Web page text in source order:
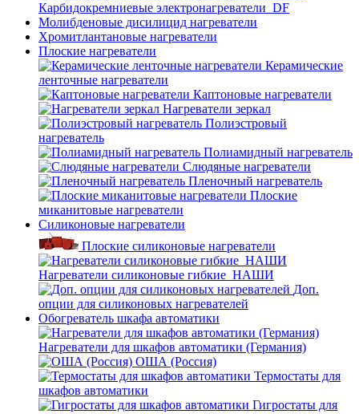
Карбидокремниевые электронагреватели_DF
Молибденовые дисилицид нагреватели
Хромитлантановые нагреватели
Плоские нагреватели
Керамические
ленточные нагреватели
Каптоновые нагреватели
Нагреватели зеркал
Полиэстровый
нагреватель
Полиамидный нагреватель
Слюдяные нагреватели
Пленочный нагреватель
Плоские
миканитовые нагреватели
Силиконовые нагреватели
Плоские силиконовые нагреватели
Нагреватели силиконовые гибкие_НАШИ
Доп.
опции для силиконовых нагревателей
Обогреватель шкафа автоматики
Нагреватели для шкафов автоматики (Германия)
ОША (Россия)
Термостаты для
шкафов автоматики
Гигростаты для